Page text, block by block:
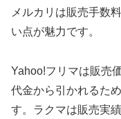
メルカリは販売手数
い点が魅力です。
Yahoo!フリマは販売
代金から引かれるた
す。ラクマは販売実